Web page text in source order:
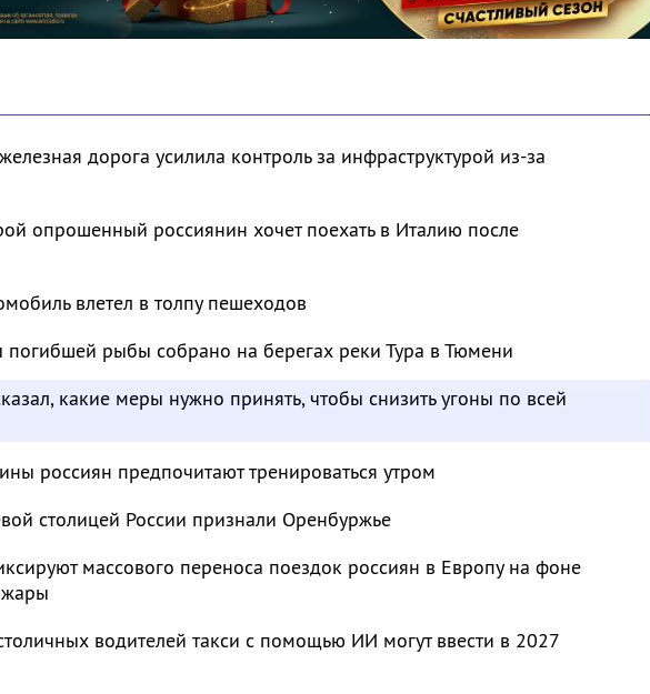
дорога усилила контроль за инфраструктурой из-за
опрошенный россиянин хочет поехать в Италию после
влетел в толпу пешеходов
погибшей рыбы собрано на берегах реки Тура в Тюмени
какие меры нужно принять, чтобы снизить угоны по всей
россиян предпочитают тренироваться утром
столицей России признали Оренбуржье
массового переноса поездок россиян в Европу на фоне
водителей такси с помощью ИИ могут ввести в 2027